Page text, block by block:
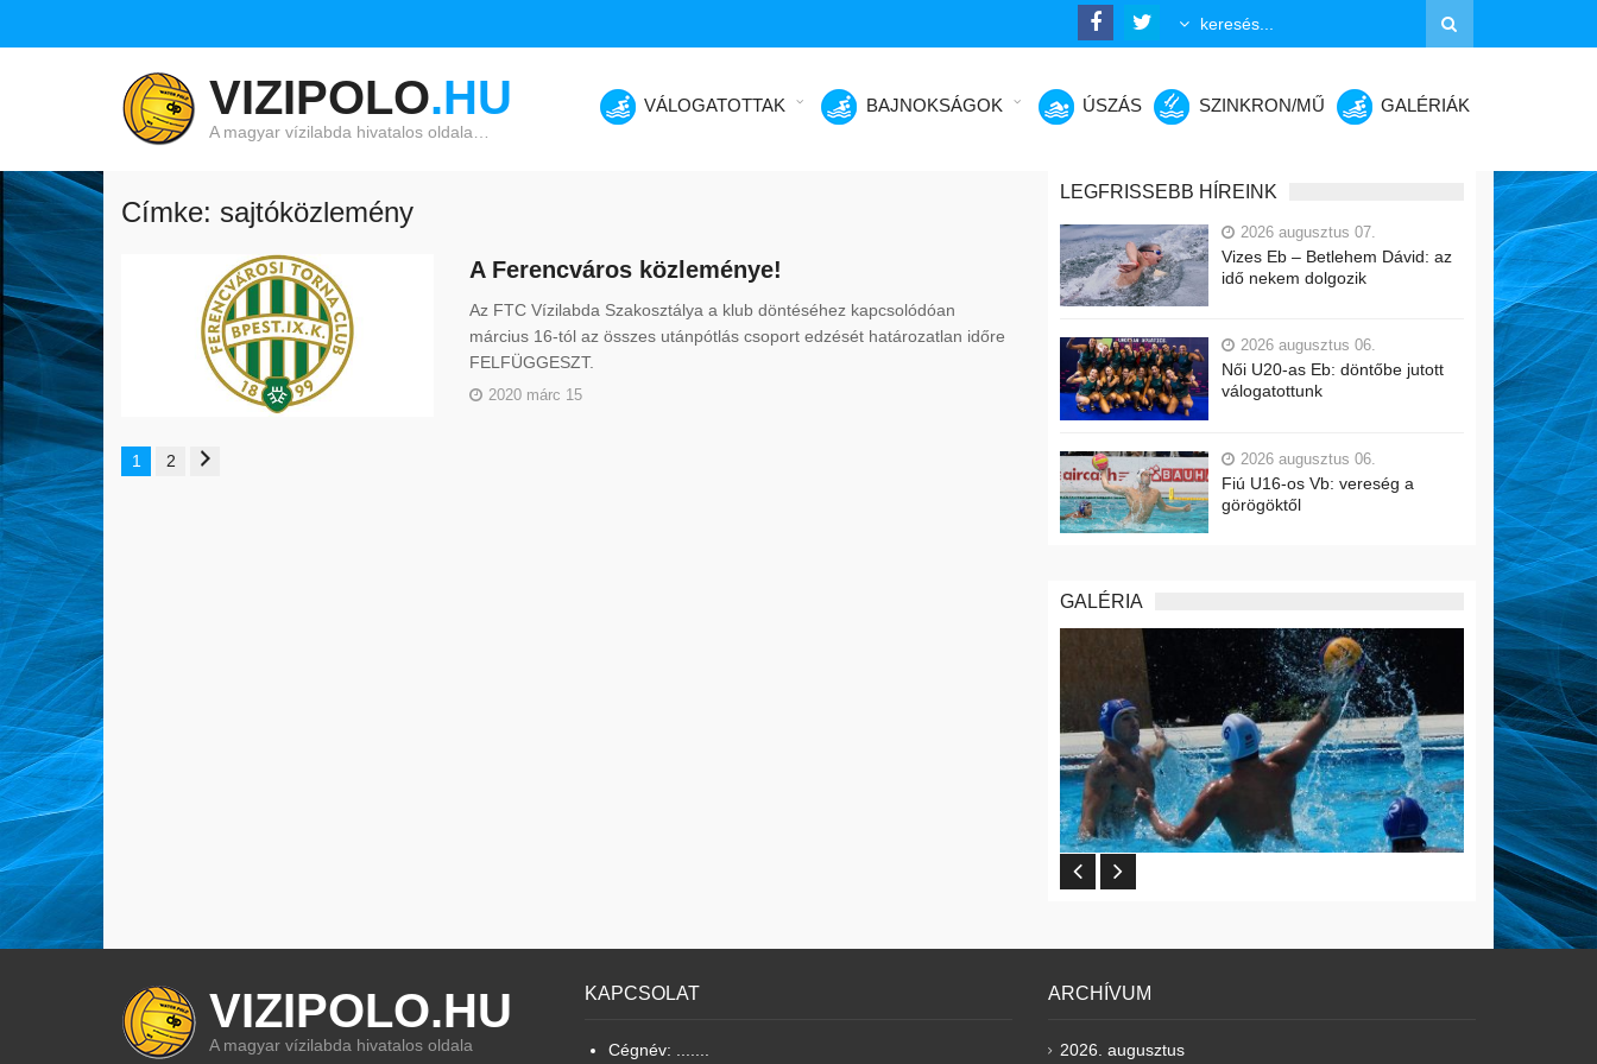
VIZIPOLO.HU
A magyar vízilabda hivatalos oldala…
VÁLOGATOTTAK BAJNOKSÁGOK ÚSZÁS SZINKRON/MŰ GALÉRIÁK
Címke: sajtóközlemény
A Ferencváros közleménye!
Az FTC Vízilabda Szakosztálya a klub döntéséhez kapcsolódóan
március 16-tól az összes utánpótlás csoport edzését határozatlan időre
FELFÜGGESZT.
2020 márc 15
1 2
LEGFRISSEBB HÍREINK
2026 augusztus 07.
Vizes Eb – Betlehem Dávid: az
idő nekem dolgozik
2026 augusztus 06.
Női U20-as Eb: döntőbe jutott
válogatottunk
2026 augusztus 06.
Fiú U16-os Vb: vereség a
görögöktől
GALÉRIA
VIZIPOLO.HU
A magyar vízilabda hivatalos oldala
KAPCSOLAT
Cégnév: .......
ARCHÍVUM
2026. augusztus